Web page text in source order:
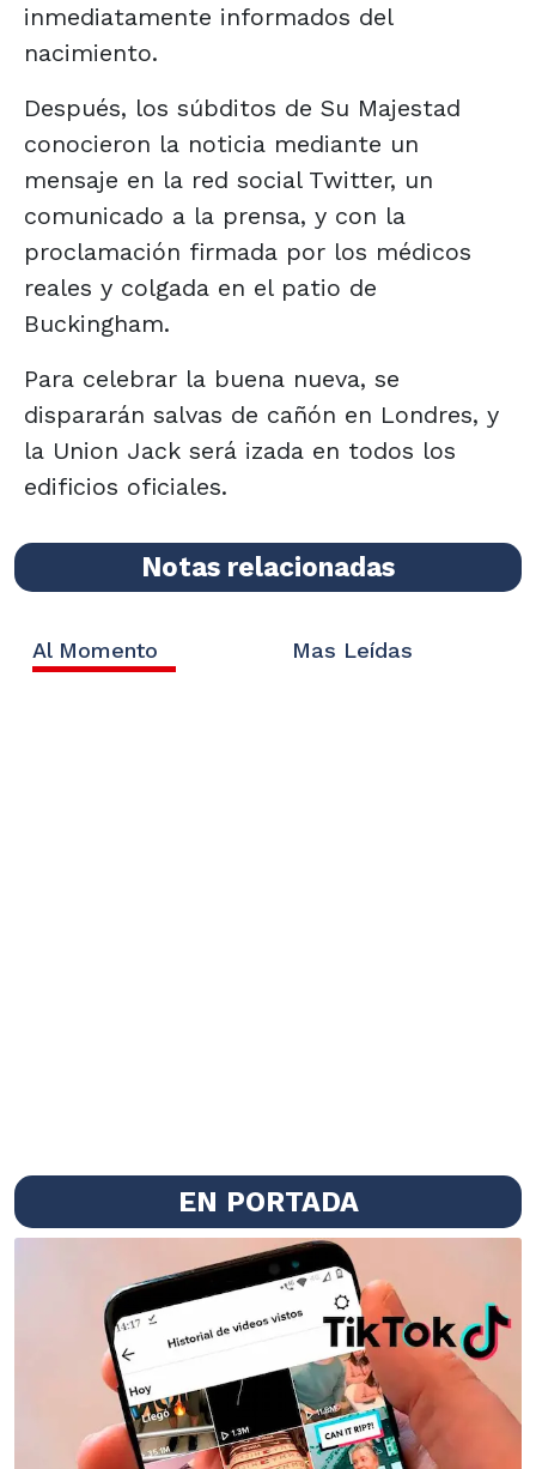
inmediatamente informados del
nacimiento.
Después, los súbditos de Su Majestad
conocieron la noticia mediante un
mensaje en la red social Twitter, un
comunicado a la prensa, y con la
proclamación firmada por los médicos
reales y colgada en el patio de
Buckingham.
Para celebrar la buena nueva, se
dispararán salvas de cañón en Londres, y
la Union Jack será izada en todos los
edificios oficiales.
Notas relacionadas
Al Momento Mas Leídas
EN PORTADA